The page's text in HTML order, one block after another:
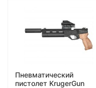
Пневматический
пистолет KrugerGun